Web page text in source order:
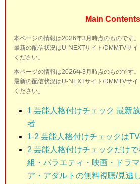
Main Contents
本ページの情報は2026年3月時点のものです。
最新の配信状況はU-NEXTサイト/DMMTVサ
ください。
本ページの情報は2026年3月時点のものです。
最新の配信状況はU-NEXTサイト/DMMTVサ
ください。
1 芸能人格付けチェック 最新
者
1-2 芸能人格付けチェックは
2 芸能人格付けチェックだけ
組・バラエティ・映画・ドラ
ア・アダルトの無料視聴/見逃